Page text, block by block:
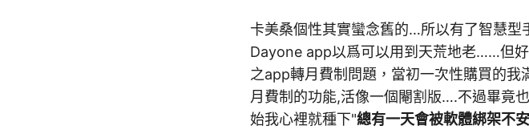
卡美桑個性其實蠻念舊的…所以有了智慧型
Dayone app以爲可以用到天荒地老……但
之app轉月費制問題，當初一次性購買的
月費制的功能,活像一個閹割版….不過畢竟
始我心裡就種下"總有一天會被軟體綁架不